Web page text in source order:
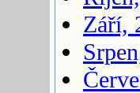
Září,